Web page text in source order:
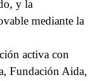
y la
mediante la
activa con
Fundación Aida,